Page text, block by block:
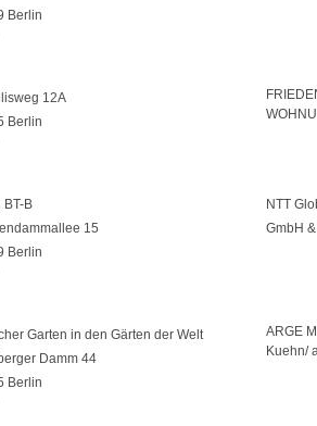
Berlin
12A
Berlin
BT-B
15
Berlin
NTT
GmbH
Garten in den Gärten der Welt
Damm 44
Berlin
ARGE
Kuehn/